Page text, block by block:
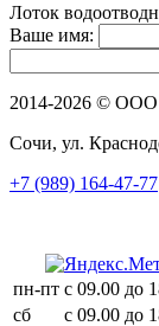
Лоток
Ваше имя:
2014-2026 © ООО
Сочи, ул.
+7 (989) 164-47-77
пн-пт с 09.00 до
сб
с 09.00 до